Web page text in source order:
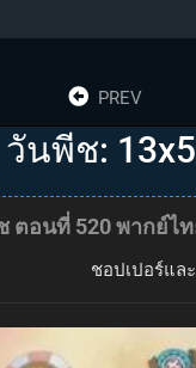
PREV
วันพีช:
ตอนที่ 520 พากย์
ชอปเปอร์แล